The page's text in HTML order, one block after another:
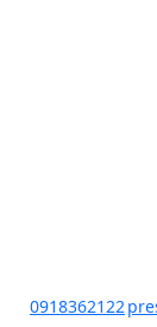
0918362122